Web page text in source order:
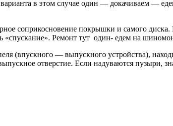
в этом случае один — докачиваем —
соприкосновение покрышки и самого
«спускание». Ремонт тут один- едем на
(впускного — выпускного устройства),
отверстие. Если надуваются пузыри,